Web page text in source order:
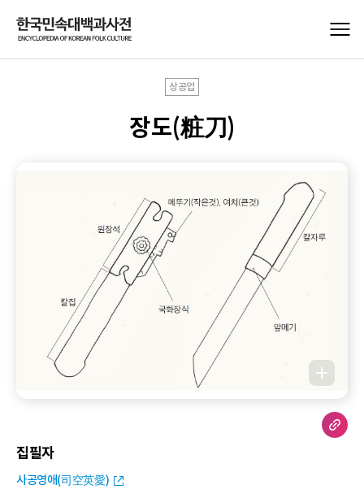
상공업
장도(粧刀)
집필자
사공영애(司空英愛)